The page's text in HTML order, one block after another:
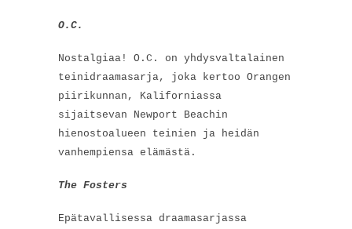
O.C.
Nostalgiaa! O.C. on yhdysvaltalainen
teinidraamasarja, joka kertoo Orangen
piirikunnan, Kaliforniassa
sijaitsevan Newport Beachin
hienostoalueen teinien ja heidän
vanhempiensa elämästä.
The Fosters
Epätavallisessa draamasarjassa